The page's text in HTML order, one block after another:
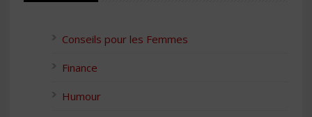
Conseils pour les Femmes
Finance
Humour